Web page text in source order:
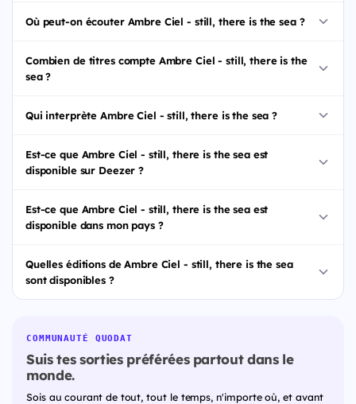
Où peut-on écouter Ambre Ciel - still, there is the sea ?
Combien de titres compte Ambre Ciel - still, there is the
sea ?
Qui interprète Ambre Ciel - still, there is the sea ?
Est-ce que Ambre Ciel - still, there is the sea est
disponible sur Deezer ?
Est-ce que Ambre Ciel - still, there is the sea est
disponible dans mon pays ?
Quelles éditions de Ambre Ciel - still, there is the sea
sont disponibles ?
COMMUNAUTÉ QUODAT
Suis tes sorties préférées partout dans le
monde.
Sois au courant de tout, tout le temps, n'importe où, et avant